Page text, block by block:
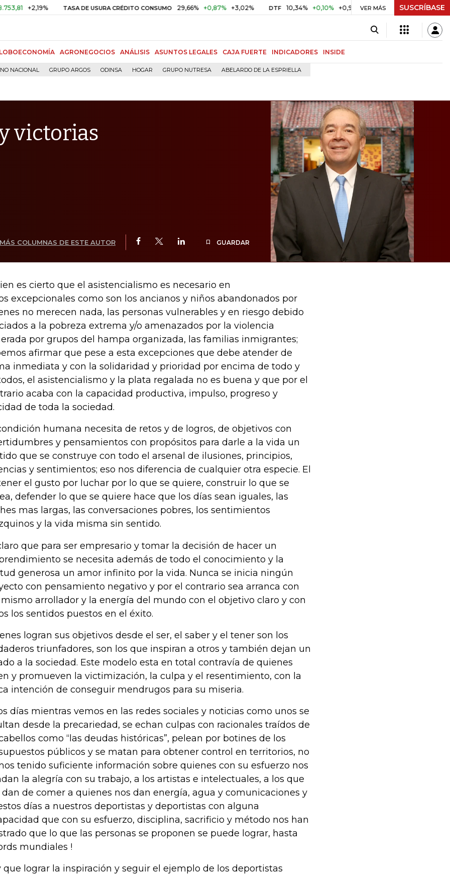
TASA DE USURA CRÉDITO CONSUMO 29,66% +0,87% +3,02% DTF 10,34% +0,10% +0,98% UVR $ 416,96 +$ 0,05 +0,01%
VER MÁS SUSCRÍBASE
AGRONEGOCIOS ANÁLISIS ASUNTOS LEGALES CAJA FUERTE INDICADORES INSIDE
NACIONAL GRUPO ARGOS ODINSA HOGAR GRUPO NUTRESA ABELARDO DE LA ESPRIELLA
victorias
MÁS COLUMNAS DE ESTE AUTOR GUARDAR
es cierto que el asistencialismo es necesario en
excepcionales como son los ancianos y niños abandonados por
no merecen nada, las personas vulnerables y en riesgo debido
a la pobreza extrema y/o amenazados por la violencia
por grupos del hampa organizada, las familias inmigrantes;
afirmar que pese a esta excepciones que debe atender de
inmediata y con la solidaridad y prioridad por encima de todo y
el asistencialismo y la plata regalada no es buena y que por el
acaba con la capacidad productiva, impulso, progreso y
de toda la sociedad.
humana necesita de retos y de logros, de objetivos con
y pensamientos con propósitos para darle a la vida un
que se construye con todo el arsenal de ilusiones, principios,
y sentimientos; eso nos diferencia de cualquier otra especie. El
el gusto por luchar por lo que se quiere, construir lo que se
defender lo que se quiere hace que los días sean iguales, las
mas largas, las conversaciones pobres, los sentimientos
y la vida misma sin sentido.
que para ser empresario y tomar la decisión de hacer un
se necesita además de todo el conocimiento y la
generosa un amor infinito por la vida. Nunca se inicia ningún
con pensamiento negativo y por el contrario sea arranca con
arrollador y la energía del mundo con el objetivo claro y con
los sentidos puestos en el éxito.
logran sus objetivos desde el ser, el saber y el tener son los
triunfadores, son los que inspiran a otros y también dejan un
a la sociedad. Este modelo esta en total contravía de quienes
y promueven la victimización, la culpa y el resentimiento, con la
intención de conseguir mendrugos para su miseria.
días mientras vemos en las redes sociales y noticias como unos se
desde la precariedad, se echan culpas con racionales traídos de
como “las deudas históricas”, pelean por botines de los
públicos y se matan para obtener control en territorios, no
tenido suficiente información sobre quienes con su esfuerzo nos
la alegría con su trabajo, a los artistas e intelectuales, a los que
dan de comer a quienes nos dan energía, agua y comunicaciones y
días a nuestros deportistas y deportistas con alguna
que con su esfuerzo, disciplina, sacrificio y método nos han
que lo que las personas se proponen se puede lograr, hasta
mundiales !
que lograr la inspiración y seguir el ejemplo de los deportistas